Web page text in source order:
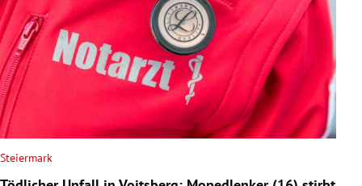
Steiermark